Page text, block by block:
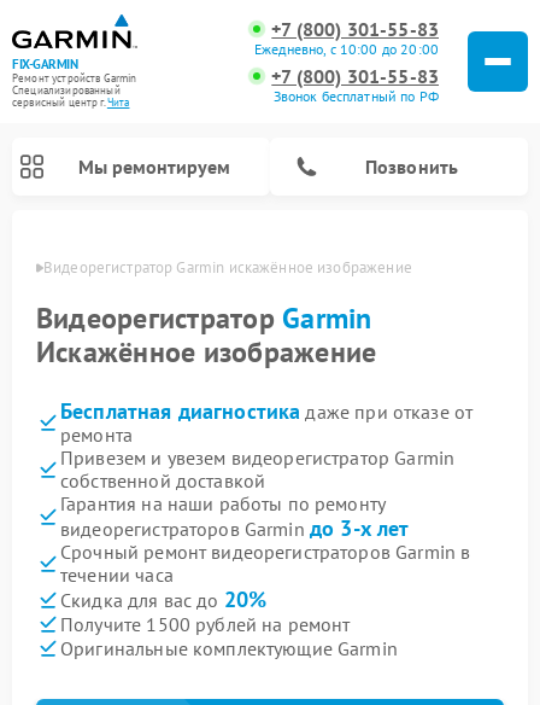
FIX-GARMIN
Ремонт устройств Garmin
Специализированный
cервисный центр г.Чита
+7 (800) 301-55-83
Ежедневно, с 10:00 до 20:00
+7 (800) 301-55-83
Звонок бесплатный по РФ
Мы ремонтируем Позвонить
Видеорегистратор Garmin искажённое изображение
Видеорегистратор Garmin
Искажённое изображение
Бесплатная диагностика даже при отказе от
ремонта
Привезем и увезем видеорегистратор Garmin
собственной доставкой
Гарантия на наши работы по ремонту
видеорегистраторов Garmin до 3-х лет
Срочный ремонт видеорегистраторов Garmin в
течении часа
Скидка для вас до 20%
Получите 1500 рублей на ремонт
Оригинальные комплектующие Garmin